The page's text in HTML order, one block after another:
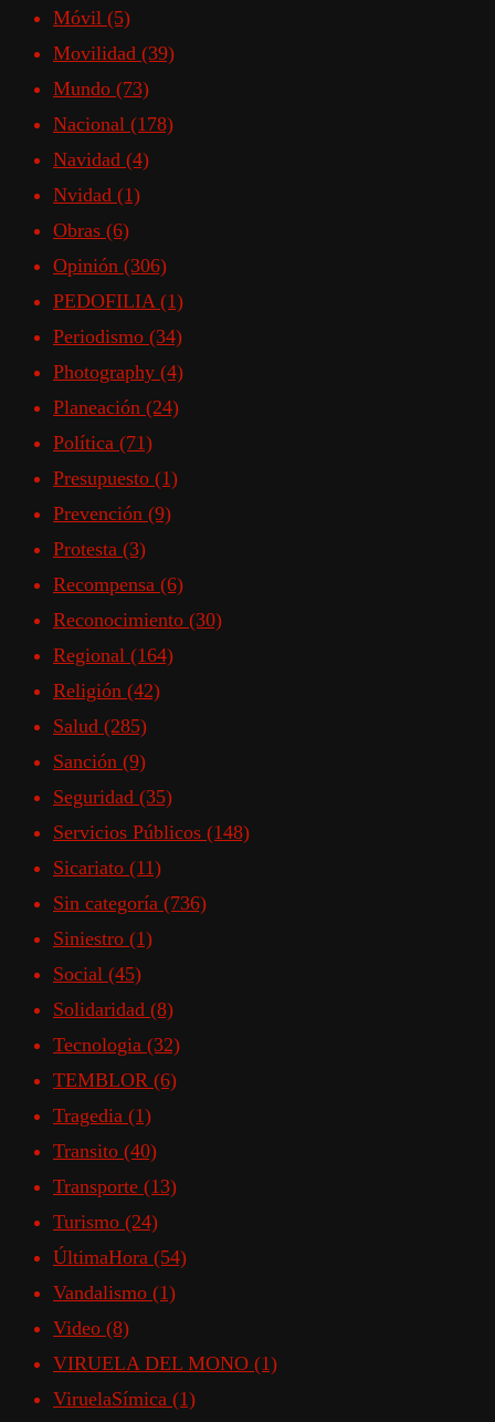
Móvil (5)
Movilidad (39)
Mundo (73)
Nacional (178)
Navidad (4)
Nvidad (1)
Obras (6)
Opinión (306)
PEDOFILIA (1)
Periodismo (34)
Photography (4)
Planeación (24)
Política (71)
Presupuesto (1)
Prevención (9)
Protesta (3)
Recompensa (6)
Reconocimiento (30)
Regional (164)
Religión (42)
Salud (285)
Sanción (9)
Seguridad (35)
Servicios Públicos (148)
Sicariato (11)
Sin categoría (736)
Siniestro (1)
Social (45)
Solidaridad (8)
Tecnologia (32)
TEMBLOR (6)
Tragedia (1)
Transito (40)
Transporte (13)
Turismo (24)
ÚltimaHora (54)
Vandalismo (1)
Video (8)
VIRUELA DEL MONO (1)
ViruelaSímica (1)